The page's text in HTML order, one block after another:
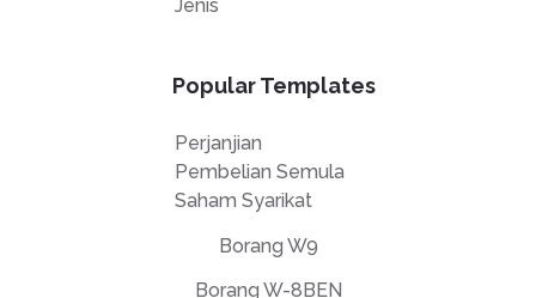
Jenis
Popular Templates
Perjanjian
Pembelian Semula
Saham Syarikat
Borang W9
Borang W-8BEN